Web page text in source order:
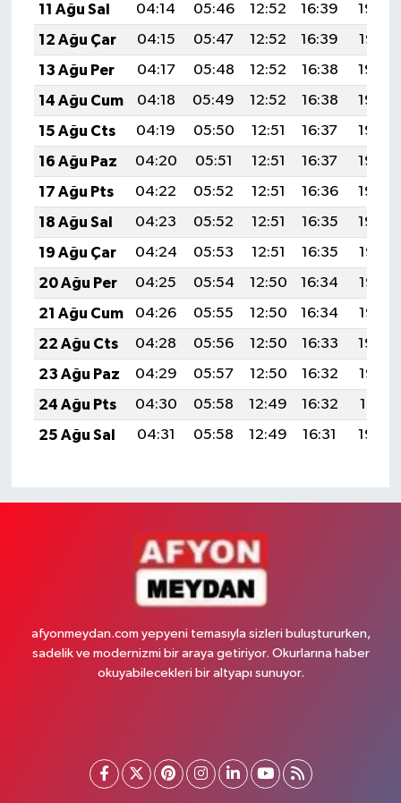
11 Ağu Sal
04:14 05:46 12:52 16:39
19:48
12 Ağu Çar
04:15 05:47 12:52 16:39
19:47
13 Ağu Per
04:17 05:48 12:52 16:38
19:45
14 Ağu Cum
04:18 05:49 12:52 16:38
19:44
15 Ağu Cts
04:19 05:50 12:51 16:37
19:43
16 Ağu Paz
04:20 05:51 12:51 16:37
19:42
17 Ağu Pts
04:22 05:52 12:51 16:36
19:40
18 Ağu Sal
04:23 05:52 12:51 16:35
19:39
19 Ağu Çar
04:24 05:53 12:51 16:35
19:38
20 Ağu Per
04:25 05:54 12:50 16:34
19:36
21 Ağu Cum
04:26 05:55 12:50 16:34
19:35
22 Ağu Cts
04:28 05:56 12:50 16:33
19:34
23 Ağu Paz
04:29 05:57 12:50 16:32
19:32
24 Ağu Pts
04:30 05:58 12:49 16:32
19:31
25 Ağu Sal
04:31 05:58 12:49 16:31 19:30
afyonmeydan.com yepyeni temasıyla sizleri buluştururken,
sadelik ve modernizmi bir araya getiriyor. Okurlarına haber
okuyabilecekleri bir altyapı sunuyor.